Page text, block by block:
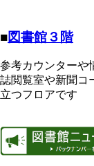
■図書館３階
参考カウンターや
誌閲覧室や新聞コ
立つフロアです